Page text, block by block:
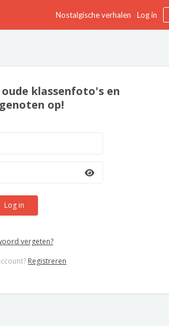
Nostalgische verhalen Log in
klassenfoto's en
op!
Log in
vergeten?
Registreren